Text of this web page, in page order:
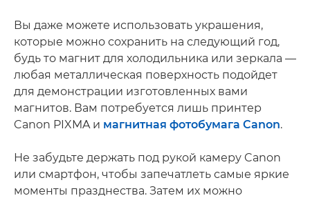
Вы даже можете использовать украшения,
которые можно сохранить на следующий год,
будь то магнит для холодильника или зеркала —
любая металлическая поверхность подойдет
для демонстрации изготовленных вами
магнитов. Вам потребуется лишь принтер
Canon PIXMA и магнитная фотобумага Canon.
Не забудьте держать под рукой камеру Canon
или смартфон, чтобы запечатлеть самые яркие
моменты празднества. Затем их можно